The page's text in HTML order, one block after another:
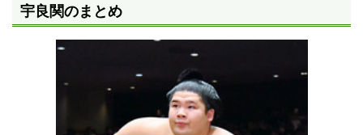
宇良関のまとめ